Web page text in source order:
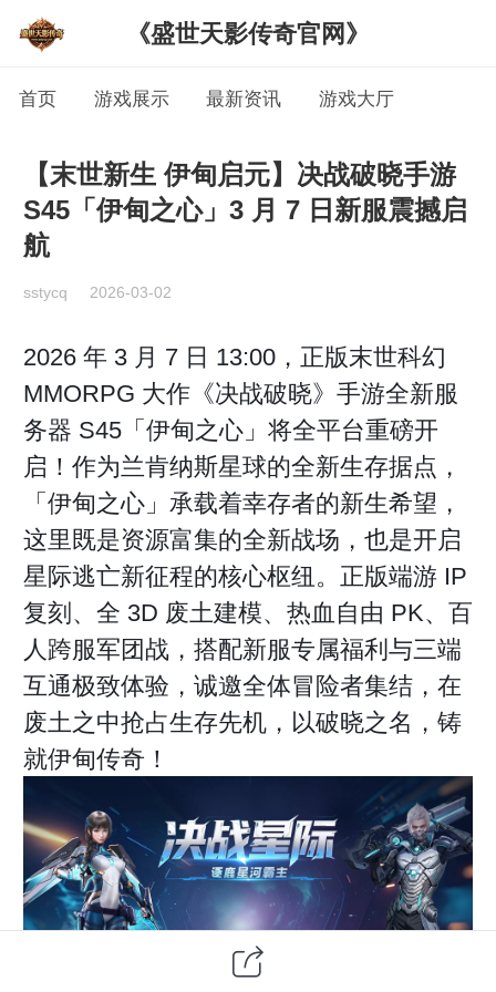
《盛世天影传奇官网》
首页 游戏展示 最新资讯 游戏大厅
【末世新生 伊甸启元】决战破晓手游
S45「伊甸之心」3 月 7 日新服震撼启
航
sstycq 2026-03-02
2026 年 3 月 7 日 13:00，正版末世科幻
MMORPG 大作《决战破晓》手游全新服
务器 S45「伊甸之心」将全平台重磅开
启！作为兰肯纳斯星球的全新生存据点，
「伊甸之心」承载着幸存者的新生希望，
这里既是资源富集的全新战场，也是开启
星际逃亡新征程的核心枢纽。正版端游 IP
复刻、全 3D 废土建模、热血自由 PK、百
人跨服军团战，搭配新服专属福利与三端
互通极致体验，诚邀全体冒险者集结，在
废土之中抢占生存先机，以破晓之名，铸
就伊甸传奇！